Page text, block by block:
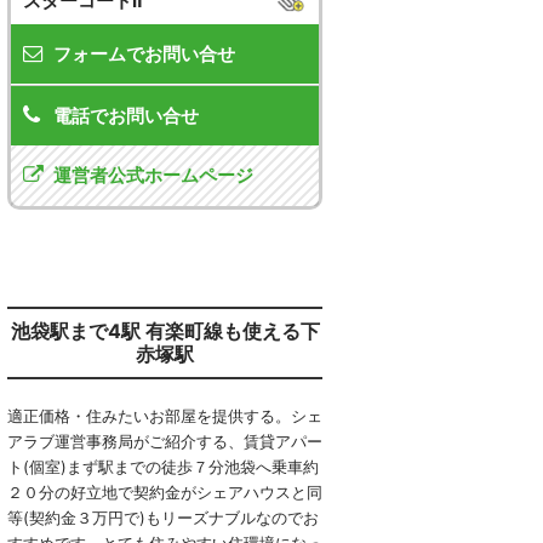
フォームでお問い合せ
電話でお問い合せ
運営者公式ホームページ
池袋駅まで4駅 有楽町線も使える下
赤塚駅
適正価格・住みたいお部屋を提供する。シェ
アラブ運営事務局がご紹介する、賃貸アパー
ト(個室)まず駅までの徒歩７分池袋へ乗車約
２０分の好立地で契約金がシェアハウスと同
等(契約金３万円で)もリーズナブルなのでお